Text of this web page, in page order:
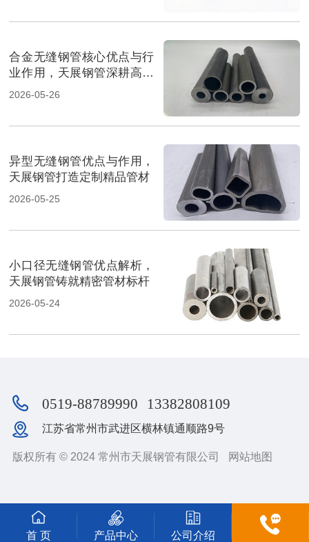
合金无缝钢管核心优点与行
业作用，天展钢管深耕高端
管材
2026-05-26
异型无缝钢管优点与作用，
天展钢管打造定制精品管材
2026-05-25
小口径无缝钢管优点解析，
天展钢管铸就精密管材标杆
2026-05-24
0519-88789990 13382808109
江苏省常州市武进区横林镇通顺路9号
版权所有 © 2024 常州市天展钢管有限公司 网站地图
首 页 产品中心 公司介绍